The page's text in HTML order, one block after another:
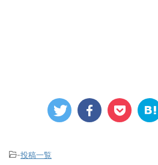
-投稿一覧